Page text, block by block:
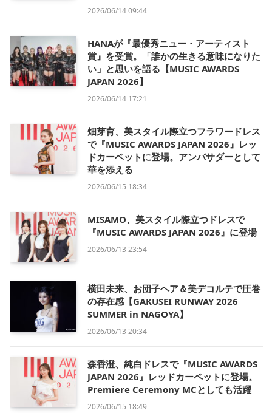
2026/06/14 09:44
HANAが『最優秀ニュー・アーティスト
賞』を受賞。「誰かの生きる意味になりた
い」と思いを語る【MUSIC AWARDS
JAPAN 2026】
2026/06/14 17:21
畑芽育、美スタイル際立つフラワードレス
で『MUSIC AWARDS JAPAN 2026』レッ
ドカーペットに登場。アンバサダーとして
華を添える
2026/06/15 18:34
MISAMO、美スタイル際立つドレスで
『MUSIC AWARDS JAPAN 2026』に登場
2026/06/13 23:54
横田未来、お団子ヘア＆美デコルテで圧巻
の存在感【GAKUSEI RUNWAY 2026
SUMMER in NAGOYA】
2026/06/13 20:34
森香澄、純白ドレスで『MUSIC AWARDS
JAPAN 2026』レッドカーペットに登場。
Premiere Ceremony MCとしても活躍
2026/06/15 18:49